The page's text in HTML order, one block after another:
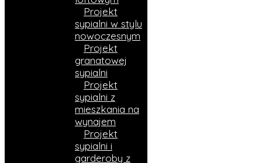
Projekt
sypialni w stylu
nowoczesnym
Projekt
granatowej
sypialni
Projekt
sypialni z
mieszkania na
wynajem
Projekt
sypialni i
garderoby z